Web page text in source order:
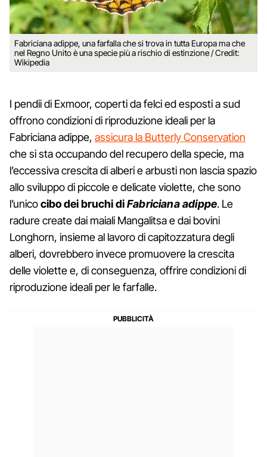
Fabriciana adippe, una farfalla che si trova in tutta Europa ma che
nel Regno Unito è una specie più a rischio di estinzione / Credit:
Wikipedia
I pendii di Exmoor, coperti da felci ed esposti a sud
offrono condizioni di riproduzione ideali per la
Fabriciana adippe, assicura la Butterly Conservation
che si sta occupando del recupero della specie, ma
l’eccessiva crescita di alberi e arbusti non lascia spazio
allo sviluppo di piccole e delicate violette, che sono
l’unicocibo dei bruchi diFabriciana adippe. Le
radure create dai maiali Mangalitsa e dai bovini
Longhorn, insieme al lavoro di capitozzatura degli
alberi, dovrebbero invece promuovere la crescita
delle violette e, di conseguenza, offrire condizioni di
riproduzione ideali per le farfalle.